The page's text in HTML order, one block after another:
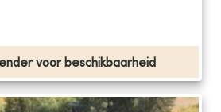
voor beschikbaarheid